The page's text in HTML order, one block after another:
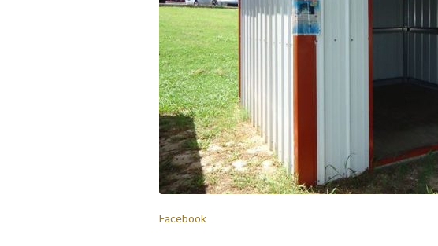
Facebook